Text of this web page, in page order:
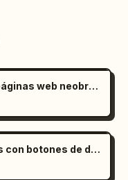
Prompt para la generación de páginas web neobrutalistas
Generar 40 íconos SVG simples con botones de descarga